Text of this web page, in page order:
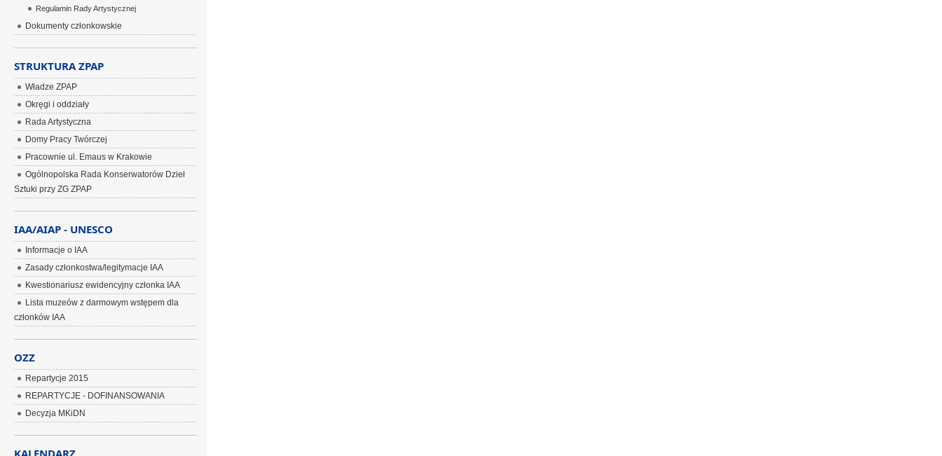
Regulamin Rady Artystycznej
Dokumenty członkowskie
STRUKTURA ZPAP
Władze ZPAP
Okręgi i oddziały
Rada Artystyczna
Domy Pracy Twórczej
Pracownie ul. Emaus w Krakowie
Ogólnopolska Rada Konserwatorów Dzieł
Sztuki przy ZG ZPAP
IAA/AIAP - UNESCO
Informacje o IAA
Zasady członkostwa/legitymacje IAA
Kwestionariusz ewidencyjny członka IAA
Lista muzeów z darmowym wstępem dla
członków IAA
OZZ
Repartycje 2015
REPARTYCJE - DOFINANSOWANIA
Decyzja MKiDN
KALENDARZ